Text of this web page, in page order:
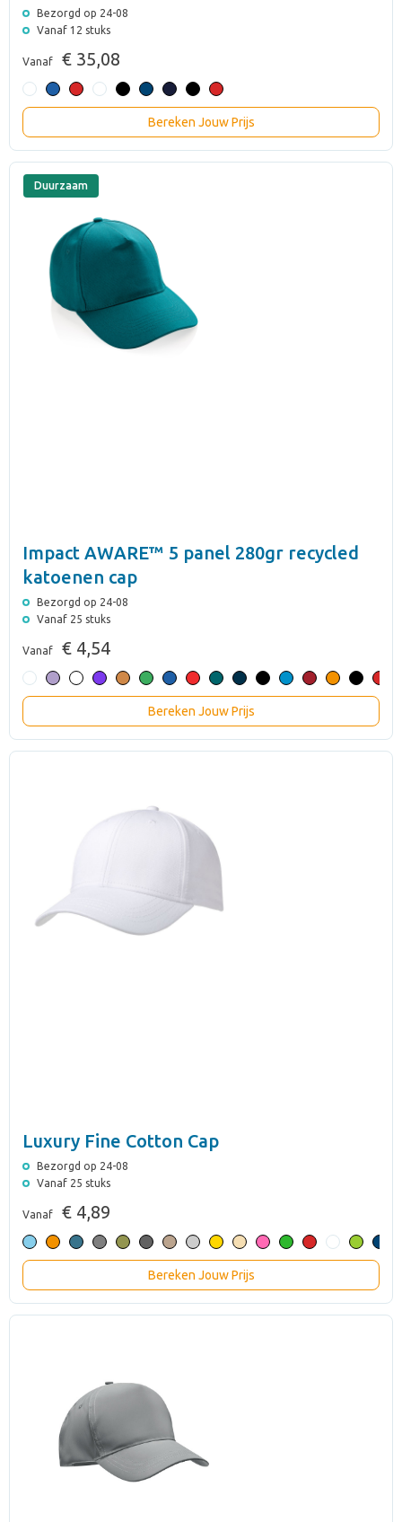
Bezorgd op 24-08
Vanaf 12 stuks
Vanaf € 35,08
Bereken Jouw Prijs
Duurzaam
Impact AWARE™ 5 panel 280gr recycled
katoenen cap
Bezorgd op 24-08
Vanaf 25 stuks
Vanaf € 4,54
Bereken Jouw Prijs
Luxury Fine Cotton Cap
Bezorgd op 24-08
Vanaf 25 stuks
Vanaf € 4,89
Bereken Jouw Prijs